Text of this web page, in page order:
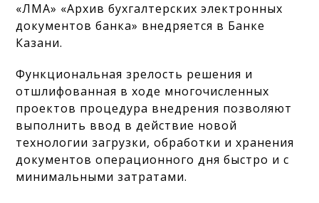
«ЛМА» «Архив бухгалтерских электронных
документов банка» внедряется в Банке
Казани.
Функциональная зрелость решения и
отшлифованная в ходе многочисленных
проектов процедура внедрения позволяют
выполнить ввод в действие новой
технологии загрузки, обработки и хранения
документов операционного дня быстро и с
минимальными затратами.